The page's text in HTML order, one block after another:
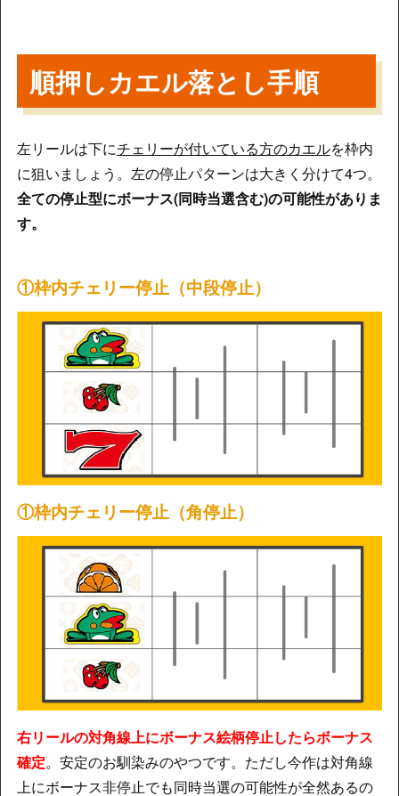
順押しカエル落とし手順
左リールは下にチェリーが付いている方のカエルを枠内
に狙いましょう。左の停止パターンは大きく分けて4つ。
全ての停止型にボーナス(同時当選含む)の可能性がありま
す。
①枠内チェリー停止（中段停止）
①枠内チェリー停止（角停止）
右リールの対角線上にボーナス絵柄停止したらボーナス
確定。安定のお馴染みのやつです。ただし今作は対角線
上にボーナス非停止でも同時当選の可能性が全然あるの